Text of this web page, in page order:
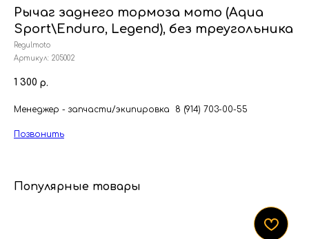
Рычаг заднего тормоза мото (Aqua
Sport\Enduro, Legend), без треугольника
Regulmoto
Артикул: 205002
1 300 р.
Менеджер - запчасти/экипировка 8 (914) 703-00-55
Позвонить
Популярные товары